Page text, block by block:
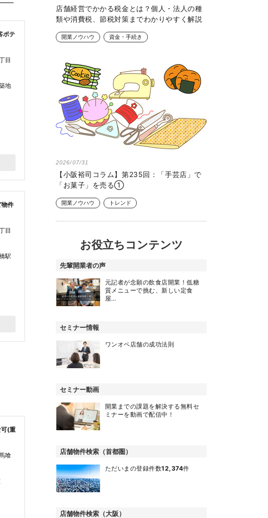
ポテ
目
地
物件
目
駅
可(重
喰
店舗経営でかかる税金とは？個人・法人の種
類や消費税、節税対策までわかりやすく解説
開業ノウハウ 資金・手続き
2026/07/31
【小阪裕司コラム】第235回：「手芸店」で
「お菓子」を売る①
開業ノウハウ トレンド
お役立ちコンテンツ
先輩開業者の声
元記者が念願の飲食店開業！低糖
質メニューで挑む、新しい定食
屋…
セミナー情報
ワンオペ店舗の成功法則
セミナー動画
開業までの課題を解決する無料セ
ミナーを動画で配信中！
店舗物件検索（首都圏）
ただいまの登録件数12,374件
店舗物件検索（大阪）